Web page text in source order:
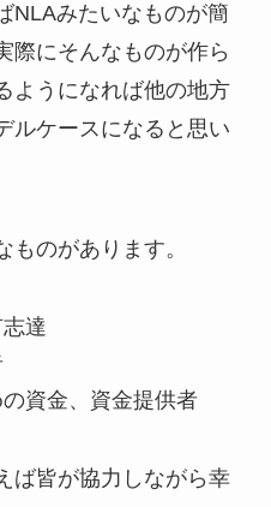
NLAみたいなものが簡
際にそんなものが作ら
ようになれば他の地方
ルケースになると思い
のがあります。
達
資金、資金提供者
ば皆が協力しながら幸